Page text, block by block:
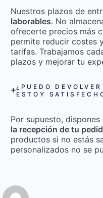
Nuestros plazos de
laborables. No
ofrecerte precios más
permite reducir costes
tarifas. Trabajamos
plazos y mejorar tu
¿PUEDO
ESTOY
Por supuesto,
la recepción de tu
productos si no estás
personalizados no se